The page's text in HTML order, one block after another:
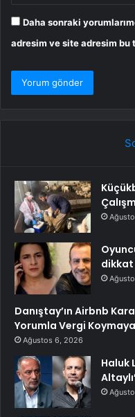
Daha sonraki
adresim ve site adresim bu
dikkat
Danıştay’ın Airbnb
Yorumla Vergi
Ağustos 6, 2026
Haluk